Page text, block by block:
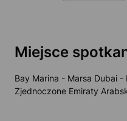
Miejsce
Bay Marina - Marsa Dubai
Zjednoczone Emiraty